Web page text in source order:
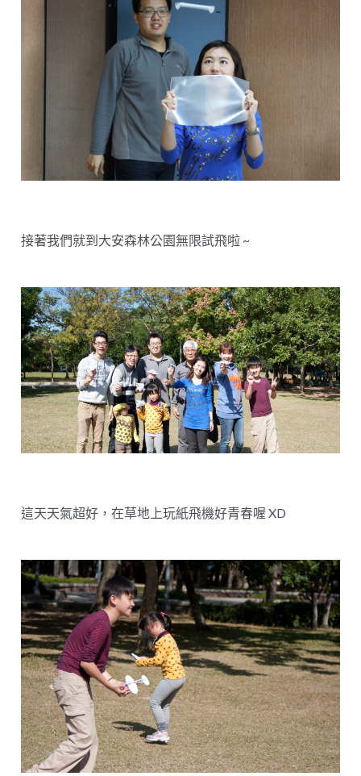
接著我們就到大安森林公園無限試飛啦 ~
這天天氣超好，在草地上玩紙飛機好青春喔 XD